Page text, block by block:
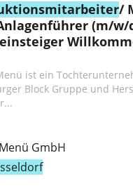
/
(m/w/
ist ein
Block Gruppe und
GmbH